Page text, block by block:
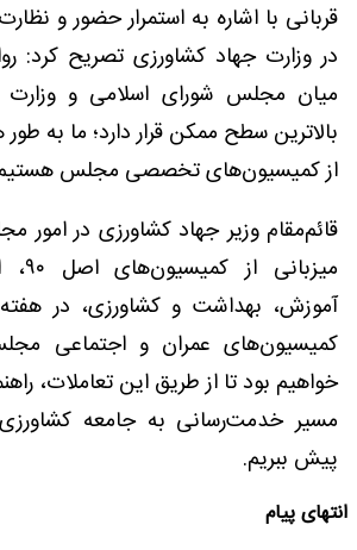
قربانی با اشاره به استمرار حضور و
در وزارت جهاد کشاورزی تصریح کرد:
میان مجلس شورای اسلامی و وزارت
بالاترین سطح ممکن قرار دارد؛ ما به
از کمیسیون‌های تخصصی مجلس
قائم‌مقام وزیر جهاد کشاورزی در
آموزش، بهداشت و کشاورزی، در
کمیسیون‌های عمران و اجتماعی
خواهیم بود تا از طریق این تعاملات،
مسیر خدمت‌رسانی به جامعه کشاورزی
پیش ببریم.
انتهای پیام